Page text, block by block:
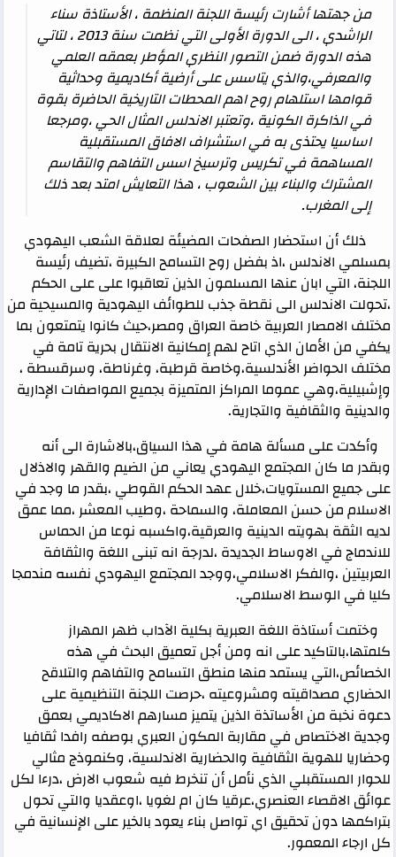
من جهتها أشارت رئيسة اللجنة المنظمة ، الأستاذة سناء
الراشدي ، الى الدورة الأولى التي نظمت سنة 2013 ، لتاتي
هذه الدورة ضمن التصور النظري المؤطر بعمقه العلمي
والمعرفي،والذي يتاسس على أرضية أكاديمية وحداثية
قوامها استلهام روح اهم المحطات التاريخية الحاضرة بقوة
في الذاكرة الكونية ،وتعتبر الاندلس المثال الحي ،ومرجعا
اساسيا يحتذى به في استشراف الافاق المستقبلية
المساهمة في تكريس وترسيخ اسس التفاهم والتقاسم
المشترك والبناء بين الشعوب ، هذا التعايش امتد بعد ذلك
إلى المغرب.
ذلك أن استحضار الصفحات المضيئة لعلاقة الشعب اليهودي
بمسلمي الاندلس ،اذ بفضل روح التسامح الكبيرة ،تضيف رئيسة
اللجنة، التي ابان عنها المسلمون الذين تعاقبوا على على الحكم
،تحولت الاندلس الى نقطة جذب للطوائف اليهودية والمسيحية من
مختلف الامصار العربية خاصة العراق ومصر،حيث كانوا يتمتعون بما
يكفي من الأمان الذي اتاح لهم إمكانية الانتقال بحرية تامة في
مختلف الحواضر الأندلسية،وخاصة قرطبة، وغرناطة، وسرقسطة ،
وإشبيلية،وهي عموما المراكز المتميزة بجميع المواصفات الإدارية
والدينية والثقافية والتجارية.
وأكدت على مسألة هامة في هذا السياق،بالاشارة الى أنه
وبقدر ما كان المجتمع اليهودي يعاني من الضيم والقهر والاذلال
على جميع المستويات،خلال عهد الحكم القوطي ،بقدر ما وجد في
الاسلام من حسن المعاملة، والسماحة ،وطيب المعشر ،مما عمق
لديه الثقة بهويته الدينية والعرقية،واكسبه نوعا من الحماس
للاندماج في الاوساط الجديدة ،لدرجة انه تبنى اللغة والثقافة
العربيتين ،والفكر الاسلامي،ووجد المجتمع اليهودي نفسه مندمجا
كليا في الوسط الاسلامي.
وختمت أستاذة اللغة العبرية بكلية الآداب ظهر المهراز
كلمتها،بالتاكيد على انه ومن أجل تعميق البحث في هذه
الخصائص،التي يستمد منها منطق التسامح والتفاهم والتلاقح
الحضاري مصداقيته ومشروعيته ،حرصت اللجنة التنظيمية على
دعوة نخبة من الأساتذة الذين يتميز مسارهم الاكاديمي بعمق
وجدية الاختصاص في مقاربة المكون العبري بوصفه رافدا ثقافيا
وحضاريا للهوية الثقافية والحضارية الاندلسية، وكنموذج مثالي
للحوار المستقبلي الذي نأمل أن تنخرط فيه شعوب الارض ،درءا لكل
عوائق الاقصاء العنصري،عرقيا كان ام لغويا ،اوعقديا والتي تحول
بتراكمها دون تحقيق اي تواصل بناء يعود بالخير على الإنسانية في
كل ارجاء المعمور.